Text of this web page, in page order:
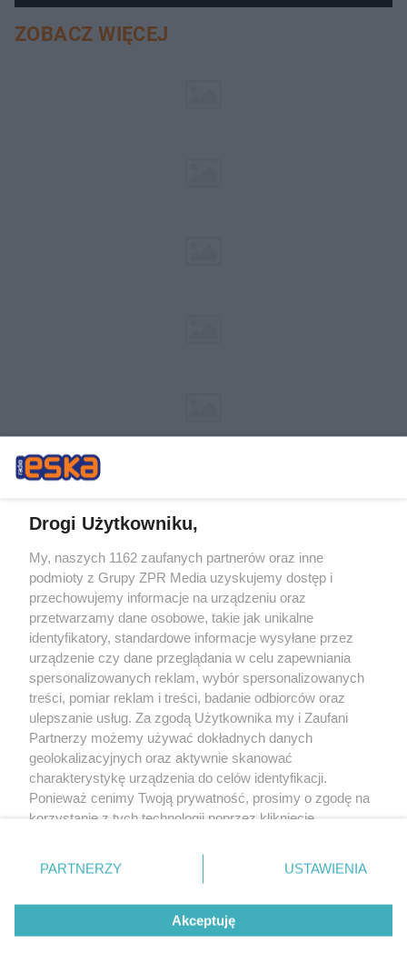
ZOBACZ WIĘCEJ
Żaden utwór zamieszczony w serwisie nie może być powielany i
rozpowszechniany lub dalej rozpowszechniany w jakikolwiek sposób (w
tym także elektroniczny lub mechaniczny) na jakimkolwiek polu
eksploatacji w jakiejkolwiek formie, włącznie z umieszczaniem w Internecie
bez pisemnej zgody właściciela praw. Jakiekolwiek użycie lub
wykorzystanie utworów w całości lub w części z naruszeniem prawa, tzn.
bez właściwej zgody, jest zabronione pod groźbą kary i może być ścigane
prawnie.
O nas
Drogi Użytkowniku,
My, naszych 1162 zaufanych partnerów oraz inne
podmioty z Grupy ZPR Media uzyskujemy dostęp i
przechowujemy informacje na urządzeniu oraz
przetwarzamy dane osobowe, takie jak unikalne
identyfikatory, standardowe informacje wysyłane przez
urządzenie czy dane przeglądania w celu zapewniania
spersonalizowanych reklam, wybór spersonalizowanych
treści, pomiar reklam i treści, badanie odbiorców oraz
ulepszanie usług. Za zgodą Użytkownika my i Zaufani
Partnerzy możemy używać dokładnych danych
geolokalizacyjnych oraz aktywnie skanować
charakterystykę urządzenia do celów identyfikacji.
Ponieważ cenimy Twoją prywatność, prosimy o zgodę na
korzystanie z tych technologii poprzez kliknięcie
zmienić/wycofać klikając przycisk ustawień prywatności
znajdujący się w lewym dolnym rogu strony
rodzaje przetwarzania danych nie wymagają zgody
użytkownika, ale masz prawo sprzeciwić się takiemu
przetwarzaniu. Preferencje będą miały zastosowanie tylko
PARTNERZY USTAWIENIA
Akceptuję